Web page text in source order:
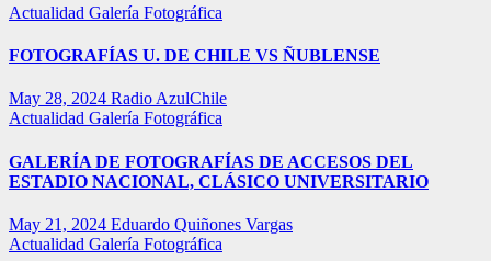
Actualidad Galería Fotográfica
FOTOGRAFÍAS U. DE CHILE VS ÑUBLENSE
May 28, 2024 Radio AzulChile
Actualidad Galería Fotográfica
GALERÍA DE FOTOGRAFÍAS DE ACCESOS DEL
ESTADIO NACIONAL, CLÁSICO UNIVERSITARIO
May 21, 2024 Eduardo Quiñones Vargas
Actualidad Galería Fotográfica